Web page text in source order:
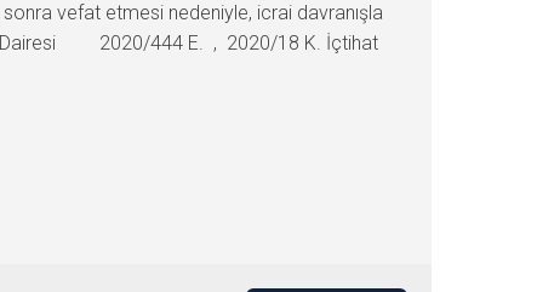
sonra vefat etmesi nedeniyle, icrai davranışla
Dairesi 2020/444 E. , 2020/18 K. İçtihat